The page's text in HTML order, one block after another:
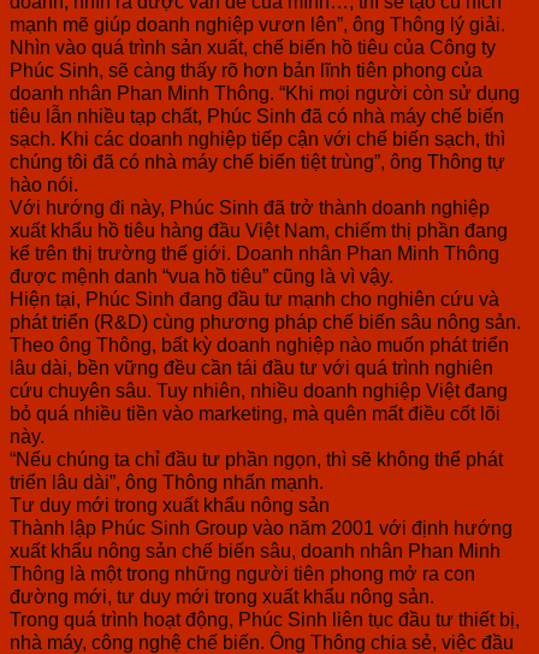
mạnh mẽ giúp doanh nghiệp vươn lên”, ông Thông lý giải.
Nhìn vào quá trình sản xuất, chế biến hồ tiêu của Công ty
Phúc Sinh, sẽ càng thấy rõ hơn bản lĩnh tiên phong của
doanh nhân Phan Minh Thông. “Khi mọi người còn sử dụng
tiêu lẫn nhiều tạp chất, Phúc Sinh đã có nhà máy chế biến
sạch. Khi các doanh nghiệp tiếp cận với chế biến sạch, thì
chúng tôi đã có nhà máy chế biến tiệt trùng”, ông Thông tự
hào nói.
Với hướng đi này, Phúc Sinh đã trở thành doanh nghiệp
xuất khẩu hồ tiêu hàng đầu Việt Nam, chiếm thị phần đang
kể trên thị trường thế giới. Doanh nhân Phan Minh Thông
được mệnh danh “vua hồ tiêu” cũng là vì vậy.
Hiện tại, Phúc Sinh đang đầu tư mạnh cho nghiên cứu và
phát triển (R&D) cùng phương pháp chế biến sâu nông sản.
Theo ông Thông, bất kỳ doanh nghiệp nào muốn phát triển
lâu dài, bền vững đều cần tái đầu tư với quá trình nghiên
cứu chuyên sâu. Tuy nhiên, nhiều doanh nghiệp Việt đang
bỏ quá nhiều tiền vào marketing, mà quên mất điều cốt lõi
này.
“Nếu chúng ta chỉ đầu tư phần ngọn, thì sẽ không thể phát
triển lâu dài”, ông Thông nhấn mạnh.
Tư duy mới trong xuất khẩu nông sản
Thành lập Phúc Sinh Group vào năm 2001 với định hướng
xuất khẩu nông sản chế biến sâu, doanh nhân Phan Minh
Thông là một trong những người tiên phong mở ra con
đường mới, tư duy mới trong xuất khẩu nông sản.
Trong quá trình hoạt động, Phúc Sinh liên tục đầu tư thiết bị,
nhà máy, công nghệ chế biến. Ông Thông chia sẻ, việc đầu